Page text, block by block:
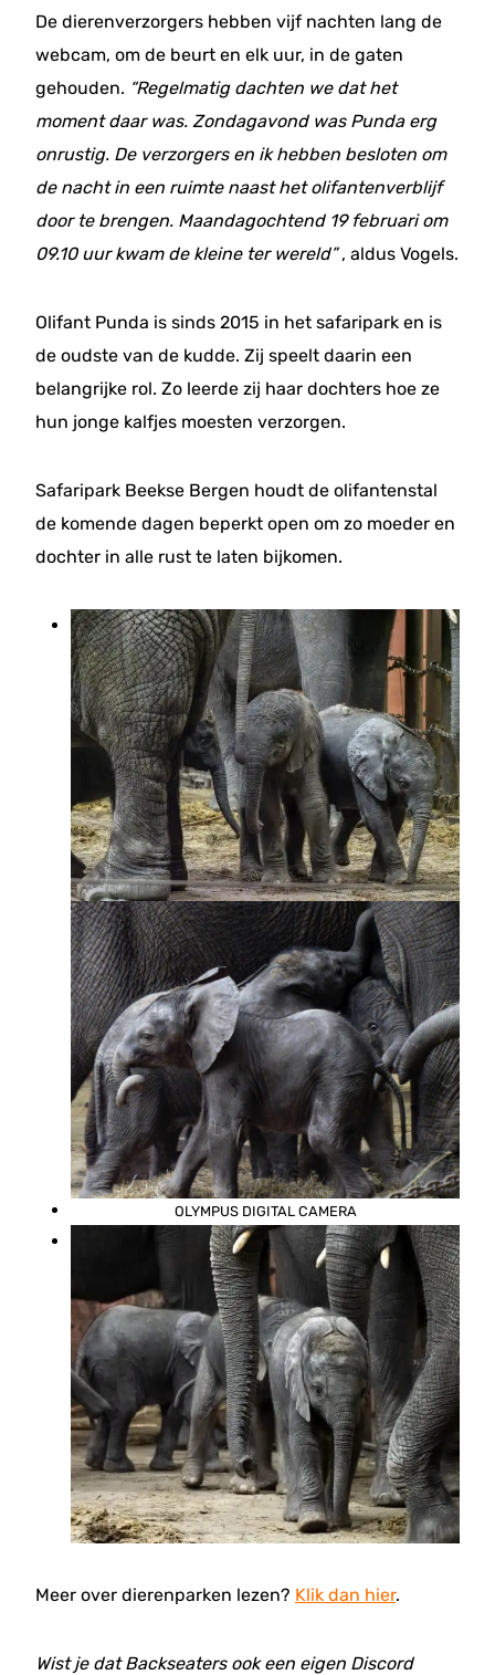
De dierenverzorgers hebben vijf nachten lang de
webcam, om de beurt en elk uur, in de gaten
gehouden. “Regelmatig dachten we dat het
moment daar was. Zondagavond was Punda erg
onrustig. De verzorgers en ik hebben besloten om
de nacht in een ruimte naast het olifantenverblijf
door te brengen. Maandagochtend 19 februari om
09.10 uur kwam de kleine ter wereld”, aldus Vogels.
Olifant Punda is sinds 2015 in het safaripark en is
de oudste van de kudde. Zij speelt daarin een
belangrijke rol. Zo leerde zij haar dochters hoe ze
hun jonge kalfjes moesten verzorgen.
Safaripark Beekse Bergen houdt de olifantenstal
de komende dagen beperkt open om zo moeder en
dochter in alle rust te laten bijkomen.
OLYMPUS DIGITAL CAMERA
Meer over dierenparken lezen? Klik dan hier.
Wist je dat Backseaters ook een eigen Discord